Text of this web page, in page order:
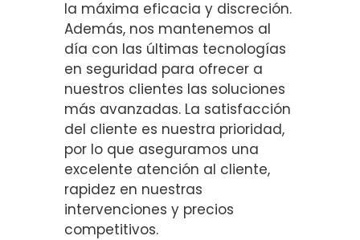
la máxima eficacia y discreción.
Además, nos mantenemos al
día con las últimas tecnologías
en seguridad para ofrecer a
nuestros clientes las soluciones
más avanzadas. La satisfacción
del cliente es nuestra prioridad,
por lo que aseguramos una
excelente atención al cliente,
rapidez en nuestras
intervenciones y precios
competitivos.